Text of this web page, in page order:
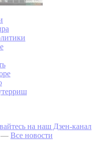
на наш Дзен-канал
— Все новости